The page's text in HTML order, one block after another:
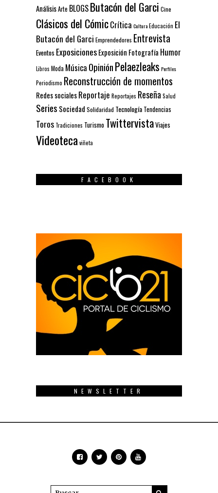
AnálisisArte BLOGSButacón del Garci Cine
Clásicos del CómicCrítica CulturaEducación El
Butacón del Garci Emprendedores Entrevista
Eventos ExposicionesExposición Fotografía Humor
Libros Moda Música OpiniónPelaezleaks Perfiles
Periodismo Reconstrucción de momentos
Redes socialesReportaje Reportajes Reseña Salud
Series Sociedad Solidaridad Tecnología Tendencias
Toros Tradiciones Turismo TwittervistaViajes
Videoteca viñeta
FACEBOOK
NEWSLETTER